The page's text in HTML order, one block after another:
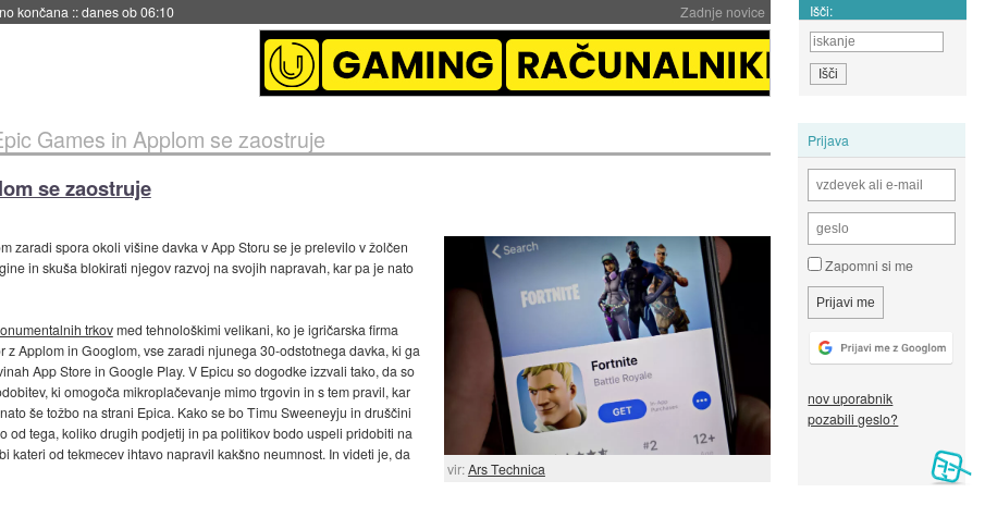
Zadnje novice
ob 06:09 Išči:
Prijava
Zapomni si me
nov uporabnik
pozabili geslo?
Games in Applom se zaostruje
se zaostruje
vir:Ars Technica
zaradi spora okoli višine davka v App Storu se je prelevilo v žolčen
in skuša blokirati njegov razvoj na svojih napravah, kar pa je nato
trkovmed tehnološkimi velikani, ko je igričarska firma
Applom in Googlom, vse zaradi njunega 30-odstotnega davka, ki ga
App Store in Google Play. V Epicu so dogodke izzvali tako, da so
ki omogoča mikroplačevanje mimo trgovin in s tem pravil, kar
še tožbo na strani Epica. Kako se bo Timu Sweeneyju in druščini
od tega, koliko drugih podjetij in pa politikov bodo uspeli pridobiti na
kateri od tekmecev ihtavo napravil kakšno neumnost. In videti je, da